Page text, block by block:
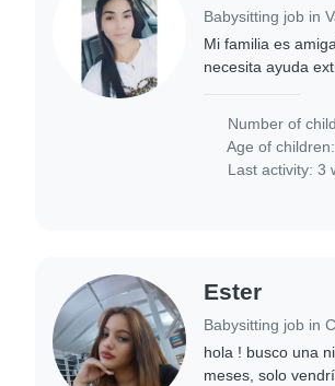
Babysitting job in
Mi familia es
necesita ayuda
Number of
Age of children:
Last activity: 3
Ester
Babysitting job in
hola ! busco una
meses, solo